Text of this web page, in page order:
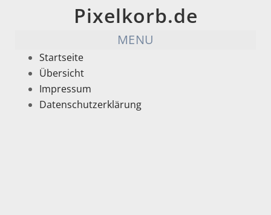
Pixelkorb.de
MENU
Startseite
Übersicht
Impressum
Datenschutzerklärung